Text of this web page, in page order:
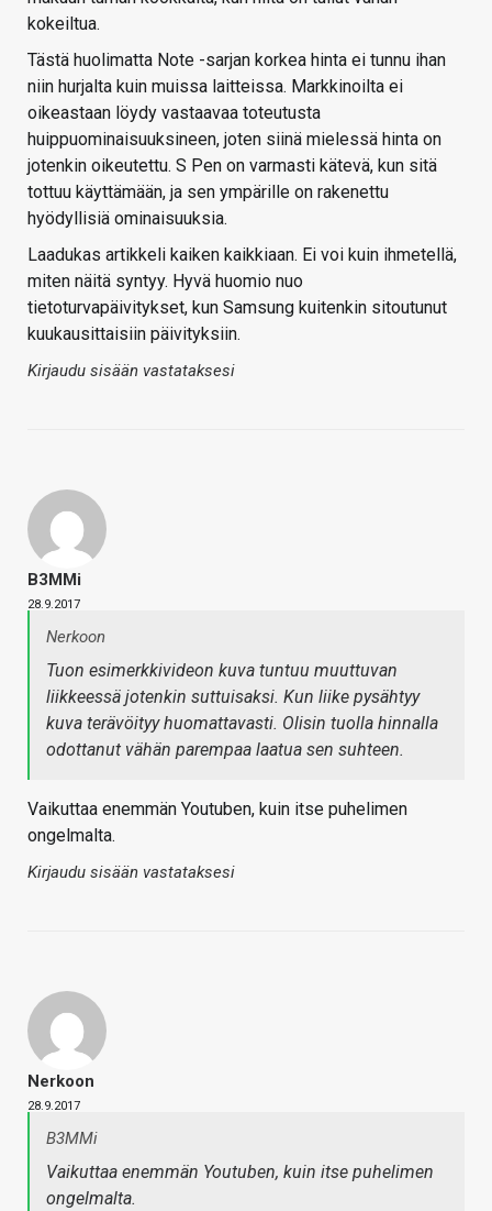
kokeiltua.
Tästä huolimatta Note -sarjan korkea hinta ei tunnu ihan
niin hurjalta kuin muissa laitteissa. Markkinoilta ei
oikeastaan löydy vastaavaa toteutusta
huippuominaisuuksineen, joten siinä mielessä hinta on
jotenkin oikeutettu. S Pen on varmasti kätevä, kun sitä
tottuu käyttämään, ja sen ympärille on rakenettu
hyödyllisiä ominaisuuksia.
Laadukas artikkeli kaiken kaikkiaan. Ei voi kuin ihmetellä,
miten näitä syntyy. Hyvä huomio nuo
tietoturvapäivitykset, kun Samsung kuitenkin sitoutunut
kuukausittaisiin päivityksiin.
Kirjaudu sisään vastataksesi
B3MMi
28.9.2017
Nerkoon
Tuon esimerkkivideon kuva tuntuu muuttuvan
liikkeessä jotenkin suttuisaksi. Kun liike pysähtyy
kuva terävöityy huomattavasti. Olisin tuolla hinnalla
odottanut vähän parempaa laatua sen suhteen.
Vaikuttaa enemmän Youtuben, kuin itse puhelimen
ongelmalta.
Kirjaudu sisään vastataksesi
Nerkoon
28.9.2017
B3MMi
Vaikuttaa enemmän Youtuben, kuin itse puhelimen
ongelmalta.